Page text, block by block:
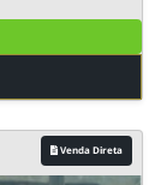
Venda Direta